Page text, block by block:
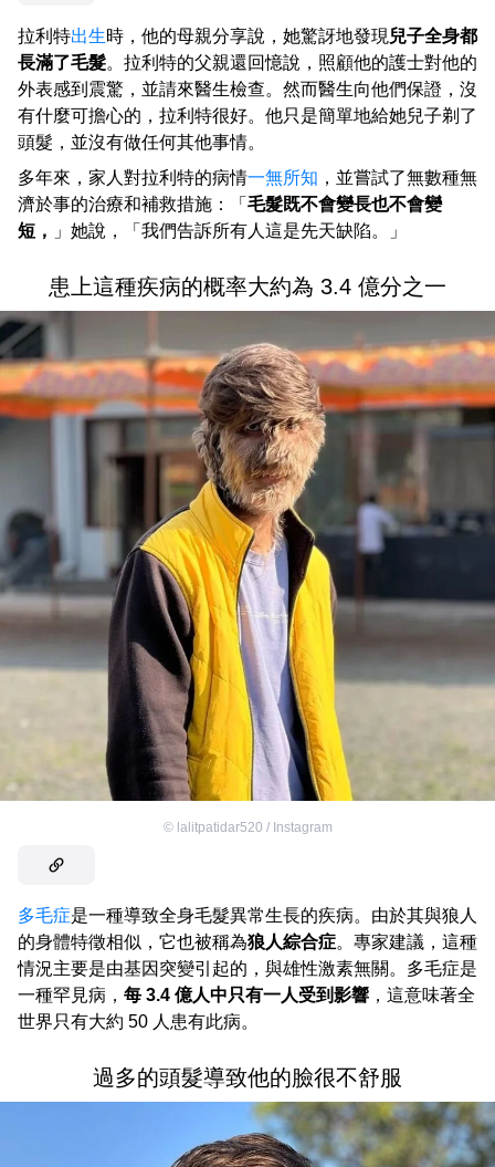
拉利特出生時，他的母親分享說，她驚訝地發現 兒子全身都
長滿了毛髮。拉利特的父親還回憶說，照顧他的護士對他的
外表感到震驚，並請來醫生檢查。然而醫生向他們保證，沒
有什麼可擔心的，拉利特很好。他只是簡單地給她兒子剃了
頭髮，並沒有做任何其他事情。
多年來，家人對拉利特的病情一無所知 ，並嘗試了無數種無
濟於事的治療和補救措施：「 毛髮既不會變長也不會變
短，
」她說，「我們告訴所有人這是先天缺陷。」
患上這種疾病的概率大約為 3.4 億分之一
© lalitpatidar520 / Instagram
多毛症是一種導致全身毛髮異常生長的疾病。由於其與狼人
的身體特徵相似，它也被稱為狼人綜合症。專家建議，這種
情況主要是由基因突變引起的，與雄性激素無關。多毛症是
一種罕見病， 每 3.4 億人中只有一人受到影響 ，這意味著全
世界只有大約 50 人患有此病。
過多的頭髮導致他的臉很不舒服